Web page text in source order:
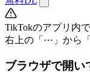
TikTokのアプリ内
右上の「⋯」から
ブラウザで開い